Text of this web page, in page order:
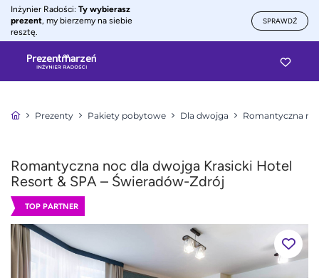
Inżynier Radości: Ty wybierasz
prezent, my bierzemy na siebie
resztę.
SPRAWDŹ
Prezenty Pakiety pobytowe Dla dwojga Romantyczna
Romantyczna noc dla dwojga Krasicki Hotel
Resort & SPA – Świeradów-Zdrój
TOP PARTNER